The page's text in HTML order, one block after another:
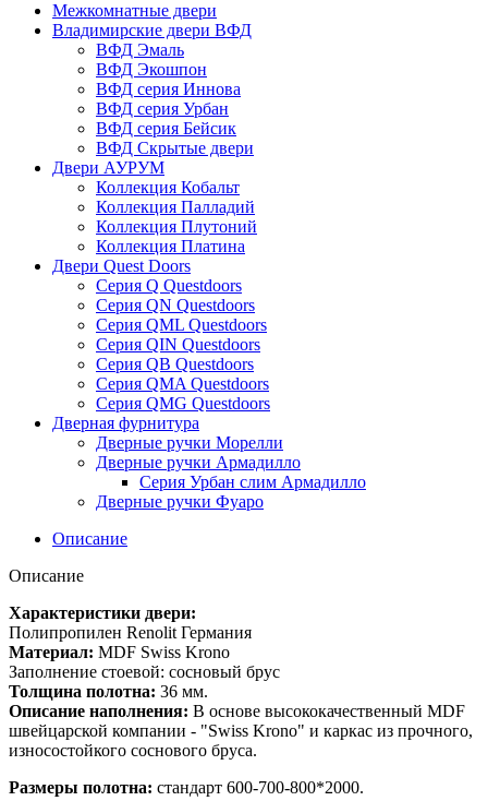
Межкомнатные двери
Владимирские двери ВФД
ВФД Эмаль
ВФД Экошпон
ВФД серия Иннова
ВФД серия Урбан
ВФД серия Бейсик
ВФД Скрытые двери
Двери АУРУМ
Коллекция Кобальт
Коллекция Палладий
Коллекция Плутоний
Коллекция Платина
Двери Quest Doors
Серия Q Questdoors
Серия QN Questdoors
Серия QML Questdoors
Серия QIN Questdoors
Серия QB Questdoors
Серия QMA Questdoors
Серия QMG Questdoors
Дверная фурнитура
Дверные ручки Морелли
Дверные ручки Армадилло
Серия Урбан слим Армадилло
Дверные ручки Фуаро
Описание
Описание
Характеристики двери:
Полипропилен Renolit Германия
Материал: MDF Swiss Krono
Заполнение стоевой: сосновый брус
Толщина полотна: 36 мм.
Описание наполнения: В основе высококачественный MDF
швейцарской компании - "Swiss Krono" и каркас из прочного,
износостойкого соснового бруса.
Размеры полотна: стандарт 600-700-800*2000.